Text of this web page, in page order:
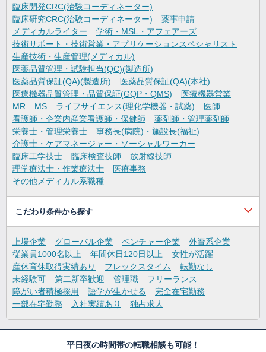
臨床開発CRC(治験コーディネーター)
臨床研究CRC(治験コーディネーター)
薬事申請
メディカルライター
学術・MSL・アフェアーズ
技術サポート・技術営業・アプリケーションスペシャリスト
生産技術・生産管理(メディカル)
医薬品質管理・試験担当(QC)(製造所)
医薬品質保証(QA)(製造所)
医薬品質保証(QA)(本社)
医療機器品質管理・品質保証(GQP・QMS)
医療機器営業
MR
MS ライフサイエンス(理化学機器・試薬)
医師
看護師・企業内産業看護師・保健師
薬剤師・管理薬剤師
栄養士・管理栄養士
事務長(病院)・施設長(福祉)
介護士・ケアマネージャー・ソーシャルワーカー
臨床工学技士
臨床検査技師
放射線技師
理学療法士・作業療法士
医療事務
その他メディカル系職種
こだわり条件から探す
上場企業 グローバル企業 ベンチャー企業
外資系企業
従業員1000名以上
年間休日120日以上
女性が活躍
産休育休取得実績あり
フレックスタイム
転勤なし
未経験可
第二新卒歓迎 管理職
フリーランス
障がい者積極採用
語学が生かせる
完全在宅勤務
一部在宅勤務
入社実績あり 独占求人
平日夜の時間帯の転職相談も可能！